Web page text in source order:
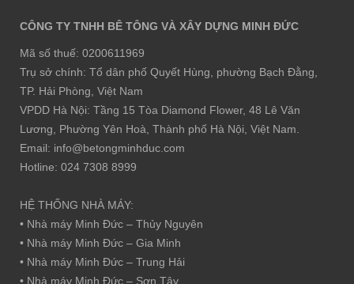
CÔNG TY TNHH BÊ TÔNG VÀ XÂY DỰNG MINH ĐỨC
Mã số thuế: 0200611969
Trụ sở chính: Tổ dân phố Quyết Hùng, phường Bạch Đằng,
TP. Hải Phòng, Việt Nam
VPDD Hà Nội: Tầng 15 Tòa Diamond Flower, 48 Lê Văn
Lương, Phường Yên Hoà, Thành phố Hà Nội, Việt Nam.
Email: info@betongminhduc.com
Hotline: 024 7308 8999
HỆ THỐNG NHÀ MÁY:
• Nhà máy Minh Đức – Thủy Nguyên
• Nhà máy Minh Đức – Gia Minh
• Nhà máy Minh Đức – Trung Hải
• Nhà máy Minh Đức – Sơn Tây